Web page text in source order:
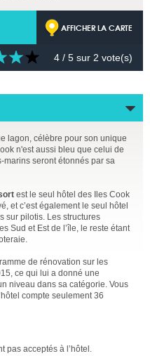
AFFICHER LA CARTE
4 / 5 sur 2 vote(s)
lagon, célèbre pour son unique
n'est aussi bleu que celui de
marins seront étonnés par sa
est le seul hôtel des Iles Cook
et c’est également le seul hôtel
sur pilotis. Les structures
Sud et Est de l’île, le reste étant
de rénovation sur les
ce qui lui a donné une
niveau dans sa catégorie. Vous
compte seulement 36
pas acceptés à l’hôtel.